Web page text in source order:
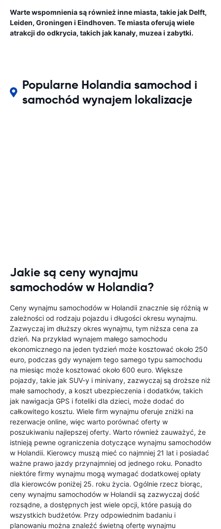
Warte wspomnienia są również inne miasta, takie jak Delft,
Leiden, Groningen i Eindhoven. Te miasta oferują wiele
atrakcji do odkrycia, takich jak kanały, muzea i zabytki.
Popularne Holandia samochod i
samochód wynajem lokalizacje
Jakie są ceny wynajmu
samochodów w Holandia?
Ceny wynajmu samochodów w Holandii znacznie się różnią w
zależności od rodzaju pojazdu i długości okresu wynajmu.
Zazwyczaj im dłuższy okres wynajmu, tym niższa cena za
dzień. Na przykład wynajem małego samochodu
ekonomicznego na jeden tydzień może kosztować około 250
euro, podczas gdy wynajem tego samego typu samochodu
na miesiąc może kosztować około 600 euro. Większe
pojazdy, takie jak SUV-y i minivany, zazwyczaj są droższe niż
małe samochody, a koszt ubezpieczenia i dodatków, takich
jak nawigacja GPS i foteliki dla dzieci, może dodać do
całkowitego kosztu. Wiele firm wynajmu oferuje zniżki na
rezerwacje online, więc warto porównać oferty w
poszukiwaniu najlepszej oferty. Warto również zauważyć, że
istnieją pewne ograniczenia dotyczące wynajmu samochodów
w Holandii. Kierowcy muszą mieć co najmniej 21 lat i posiadać
ważne prawo jazdy przynajmniej od jednego roku. Ponadto
niektóre firmy wynajmu mogą wymagać dodatkowej opłaty
dla kierowców poniżej 25. roku życia. Ogólnie rzecz biorąc,
ceny wynajmu samochodów w Holandii są zazwyczaj dość
rozsądne, a dostępnych jest wiele opcji, które pasują do
wszystkich budżetów. Przy odpowiednim badaniu i
planowaniu można znaleźć świetną ofertę wynajmu